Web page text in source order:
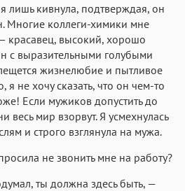
я лишь кивнула, подтверждая, он
Многие коллеги-химики мне
красавец, высокий, хорошо
с выразительными голубыми
жизнелюбие и пытливое
я не хочу сказать, что он чем-то
Если мужиков допустить до
весь мир взорвут. Я усмехнулась
и строго взглянула на мужа.
не звонить мне на работу?
ты должна здесь быть, —